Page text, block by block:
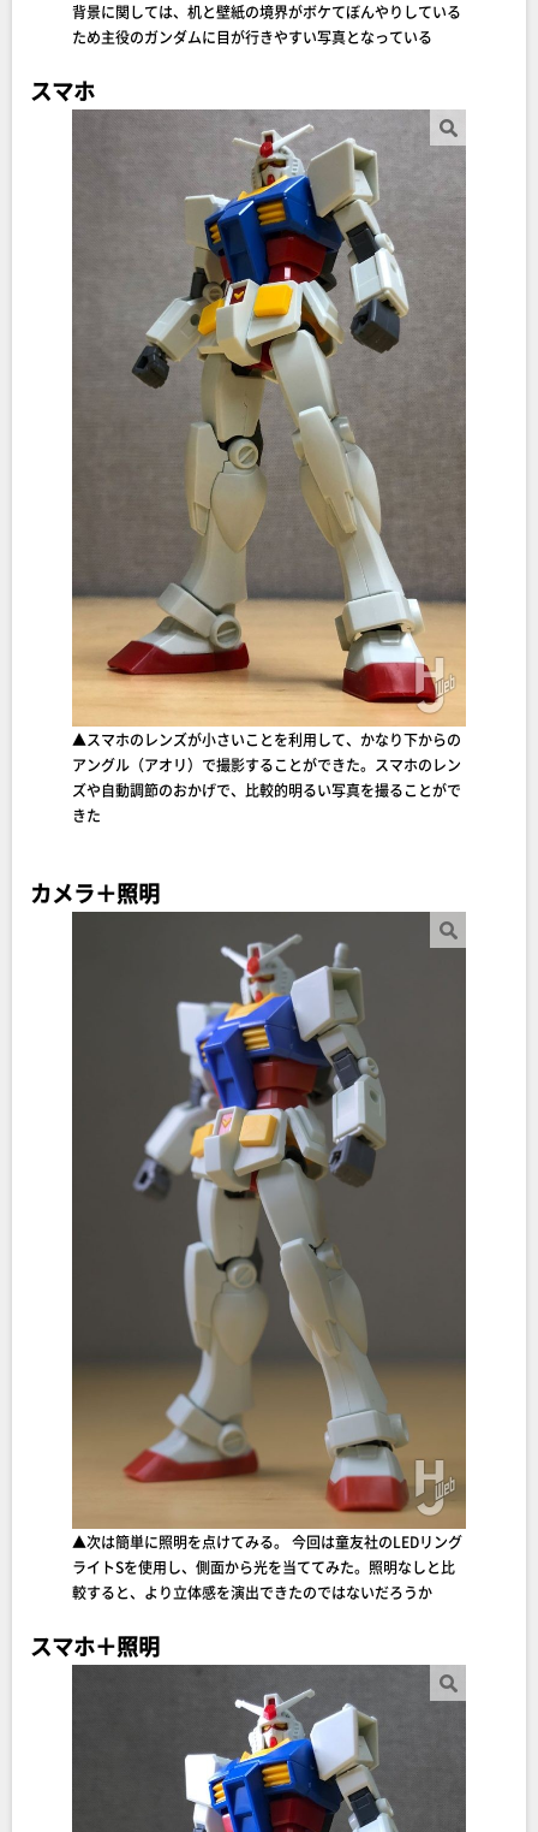
背景に関しては、机と壁紙の境界がボケてぼんやりしている
ため主役のガンダムに目が行きやすい写真となっている
スマホ
▲スマホのレンズが小さいことを利用して、かなり下からの
アングル（アオリ）で撮影することができた。スマホのレン
ズや自動調節のおかげで、比較的明るい写真を撮ることがで
きた
カメラ＋照明
▲次は簡単に照明を点けてみる。 今回は童友社のLEDリング
ライトSを使用し、側面から光を当ててみた。照明なしと比
較すると、より立体感を演出できたのではないだろうか
スマホ＋照明